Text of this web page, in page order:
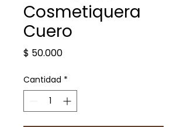
Cosmetiquera
Cuero
$ 50.000Precio
Cantidad *